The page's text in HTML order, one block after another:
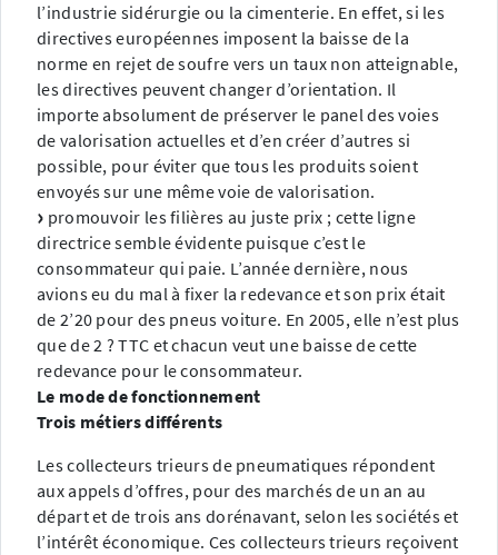
l’industrie sidérurgie ou la cimenterie. En effet, si les
directives européennes imposent la baisse de la
norme en rejet de soufre vers un taux non atteignable,
les directives peuvent changer d’orientation. Il
importe absolument de préserver le panel des voies
de valorisation actuelles et d’en créer d’autres si
possible, pour éviter que tous les produits soient
envoyés sur une même voie de valorisation.
promouvoir les filières au juste prix ; cette ligne
directrice semble évidente puisque c’est le
consommateur qui paie. L’année dernière, nous
avions eu du mal à fixer la redevance et son prix était
de 2’20 pour des pneus voiture. En 2005, elle n’est plus
que de 2 ? TTC et chacun veut une baisse de cette
redevance pour le consommateur.
Le mode de fonctionnement
Trois métiers différents
Les collecteurs trieurs de pneumatiques répondent
aux appels d’offres, pour des marchés de un an au
départ et de trois ans dorénavant, selon les sociétés et
l’intérêt économique. Ces collecteurs trieurs reçoivent